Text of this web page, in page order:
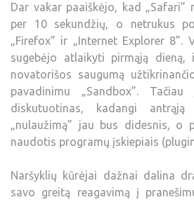
Dar vakar paaiškėjo, kad „Safari”
per 10 sekundžių, o netrukus
„Firefox” ir „Internet Explorer 8”.
sugebėjo atlaikyti pirmąją dieną,
novatorišos saugumą
pavadinimu „Sandbox”.
diskutuotinas, kadangi
„nulaužimą” jau bus didesnis, o
naudotis programų įskiepiais
Naršyklių kūrėjai dažnai dalina
savo greitą reagavimą į